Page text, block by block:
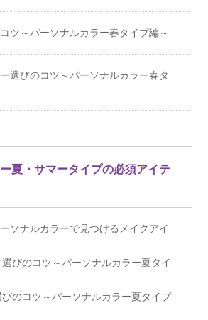
ツ～パーソナルカラー春タイプ編～
選びのコツ～パーソナルカラー春タ
夏・サマータイプの必須アイテ
ソナルカラーで見つけるメイクアイ
びのコツ～パーソナルカラー夏タイ
のコツ～パーソナルカラー夏タイプ